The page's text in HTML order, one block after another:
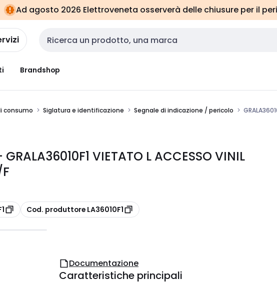
Ad agosto 2026 Elettroveneta osserverà delle chiusure per il
Cerca input
Brandshop
consumo Siglatura e identificazione Segnale di indicazione / pericolo
GRALA36010F1 VIETATO L ACCESSO VINIL
copia
Cod. produttore LA36010F1
Documentazione
Caratteristiche principali